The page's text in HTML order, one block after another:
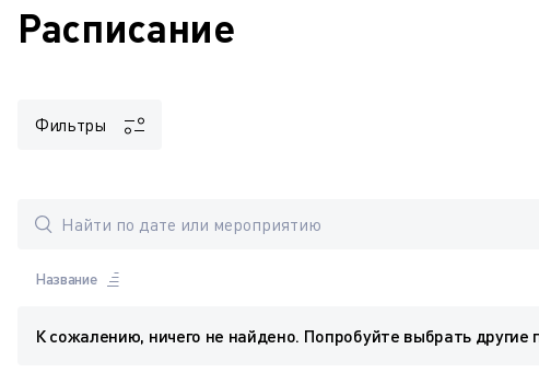
Расписание
Фильтры
Название
К сожалению, ничего не найдено. Попробуйте выбрать другие